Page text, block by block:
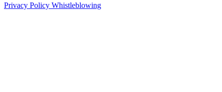
Privacy Policy Whistleblowing